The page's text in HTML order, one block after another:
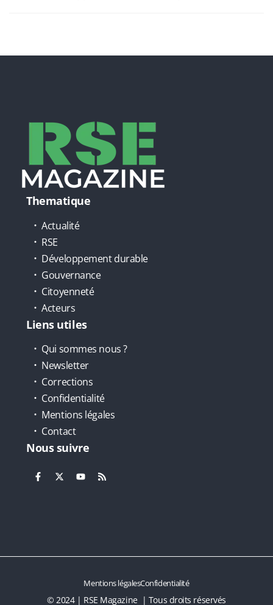
Thematique
Actualité
RSE
Développement durable
Gouvernance
Citoyenneté
Acteurs
Liens utiles
Qui sommes nous ?
Newsletter
Corrections
Confidentialité
Mentions légales
Contact
Nous suivre
© 2024 | RSE Magazine | Tous droits réservés
Mentions légalesConfidentialité